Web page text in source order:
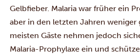
Gelbfieber. Malaria war früher ein
aber in den letzten Jahren weniger
meisten Gäste nehmen jedoch
Malaria-Prophylaxe ein und